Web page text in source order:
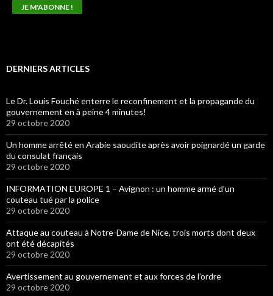
DERNIERS ARTICLES
Le Dr. Louis Fouché enterre le reconfinement et la propagande du
gouvernement en à peine 4 minutes!
29 octobre 2020
Un homme arrêté en Arabie saoudite après avoir poignardé un garde
du consulat français
29 octobre 2020
INFORMATION EUROPE 1 – Avignon : un homme armé d’un
couteau tué par la police
29 octobre 2020
Attaque au couteau à Notre-Dame de Nice, trois morts dont deux
ont été décapités
29 octobre 2020
Avertissement au gouvernement et aux forces de l’ordre
29 octobre 2020